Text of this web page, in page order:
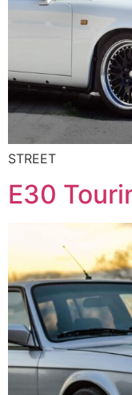
STREET
E30